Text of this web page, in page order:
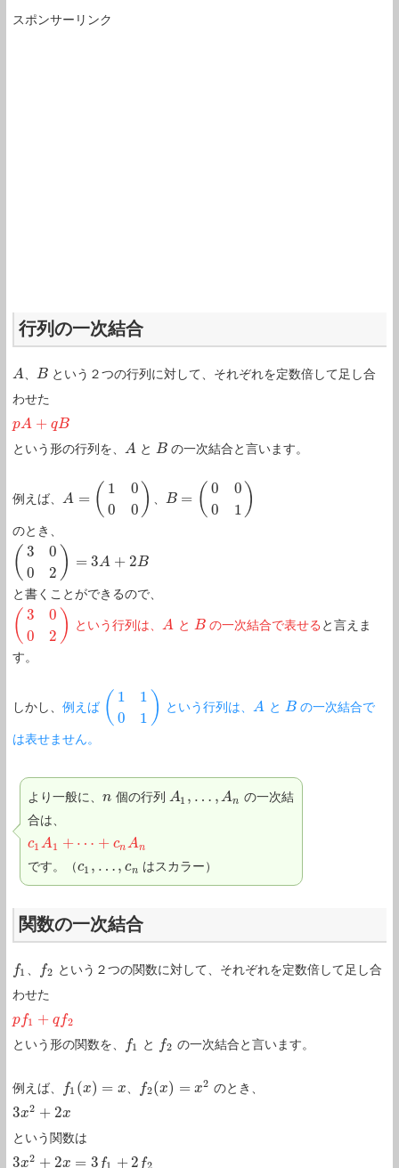
スポンサーリンク
行列の一次結合
A
A 、B
B
という２つの行列に対して、それぞれを定数倍して足し合
わせた
pA + qB
pA+ qB
という形の行列を、 A
A とB
B の一次結合と言います。
例えば、 A = ( 1
0
0
0 )
A= (10 0 、 B = ( 0
0
0
1 )
B= (00 0
のとき、
( 3
0
0
2 ) = 3A + 2B
(3 A +2B
と書くことができるので、
( 3
0
0
2 )
(3 という行列は、 A
A と B
B の一次結合で表せる と言えま
す。
しかし、 例えば ( 1
0
1
1 )
(1 という行列は、 A
A と B
B の一次結合で
は表せません。
より一般に、 n
n 個の行列 A1 , … , An
A1 … ,A n
の一次結
合は、
c1 A1 + ⋯ + cnAn
c1 A1 ⋯ + c n An
です。（c1 , … , cn
c1 , …, c n はスカラー）
関数の一次結合
f1
f1 f2
f2
という２つの関数に対して、それぞれを定数倍して足し合
わせた
pf1 + qf2
pf1+ qf2
という形の関数を、
f1
f1 と f2
f2 の一次結合と言います。
例えば、 f1 (x) = x
f1 x)=x f2(x) = x2
f2(x)=x 2 のとき、
3x2 + 2x
3x2+ 2x
という関数は
3x2 + 2x = 3 f + 2 f
3x2+ 2x =3f 1+2f2